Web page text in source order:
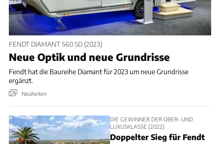
FENDT DIAMANT 560 SD (2023)
Neue Optik und neue Grundrisse
Fendt hat die Baureihe Diamant für 2023 um neue Grundrisse
ergänzt.
Neuheiten
DIE GEWINNER DER OBER- UND
LUXUSKLASSE (2022)
Doppelter Sieg für Fendt